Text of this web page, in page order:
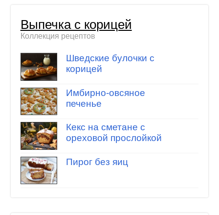
Выпечка с корицей
Коллекция рецептов
Шведские булочки с
корицей
Имбирно-овсяное
печенье
Кекс на сметане с
ореховой прослойкой
Пирог без яиц